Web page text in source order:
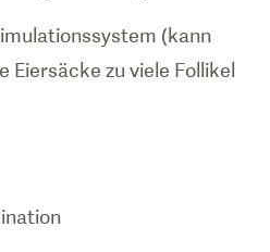
(kann
Eiersäcke zu viele Follikel